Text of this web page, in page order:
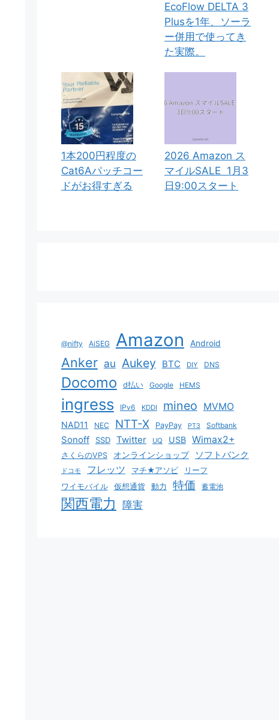
EcoFlow DELTA 3
Plusを1年、ソーラ
ー併用で使ってき
た実際。
1本200円程度の
Cat6Aパッチコー
ドがお得すぎる
2026 Amazon ス
マイルSALE 1月3
日9:00スタート
@nifty AiSEG Amazon Android
Anker au Aukey BTC DIY DNS
Docomo d払い Google HEMS
ingress IPv6 KDDI mineo MVMO
NAD11 NEC NTT-X PayPay PT3 Softbank
Sonoff SSD Twitter UQ USB Wimax2+
さくらのVPS オンラインショップ ソフトバンク
ドコモ フレッツ マチ★アソビ
リーフ
ワイモバイル
仮想通貨 動力 特価 蓄電池
関西電力 障害